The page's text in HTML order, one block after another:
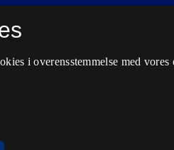
i overensstemmelse med